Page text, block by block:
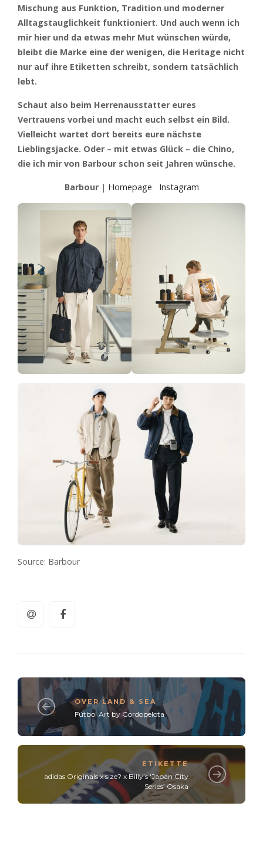
Mischung aus Funktion, Tradition und moderner
Alltagstauglichkeit funktioniert. Und auch wenn ich
mir hier und da etwas mehr Mut wünschen würde,
bleibt die Marke eine der wenigen, die Heritage nicht
nur auf ihre Etiketten schreibt, sondern tatsächlich
lebt.
Schaut also beim Herrenausstatter eures
Vertrauens vorbei und macht euch selbst ein Bild.
Vielleicht wartet dort bereits eure nächste
Lieblingsjacke. Oder – mit etwas Glück – die Chino,
die ich mir von Barbour schon seit Jahren wünsche.
Barbour| Homepage Instagram
Source: Barbour
OVER LAND & SEA
Fútbol Art by Gordopelota
ETIKETTE
adidas Originals x size? x Billy’s ‘Japan City
Series’ Osaka